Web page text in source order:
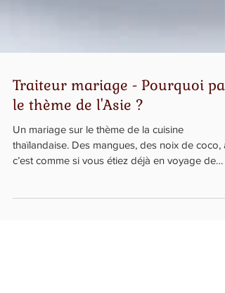
Traiteur mariage - Pourquoi pas
le thème de l'Asie ?
Un mariage sur le thème de la cuisine
c’est comme si vous étiez déjà en voyage de